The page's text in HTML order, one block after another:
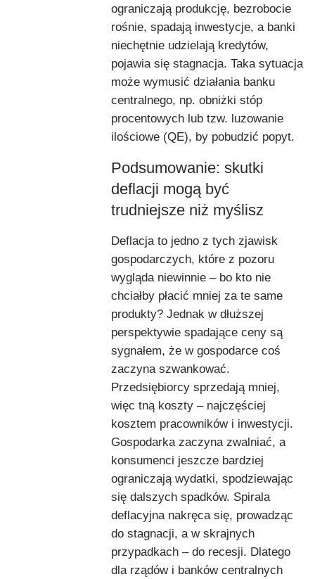
ograniczają produkcję, bezrobocie
rośnie, spadają inwestycje, a banki
niechętnie udzielają kredytów,
pojawia się stagnacja. Taka sytuacja
może wymusić działania banku
centralnego, np. obniżki stóp
procentowych lub tzw. luzowanie
ilościowe (QE), by pobudzić popyt.
Podsumowanie: skutki
deflacji mogą być
trudniejsze niż myślisz
Deflacja to jedno z tych zjawisk
gospodarczych, które z pozoru
wygląda niewinnie – bo kto nie
chciałby płacić mniej za te same
produkty? Jednak w dłuższej
perspektywie spadające ceny są
sygnałem, że w gospodarce coś
zaczyna szwankować.
Przedsiębiorcy sprzedają mniej,
więc tną koszty – najczęściej
kosztem pracowników i inwestycji.
Gospodarka zaczyna zwalniać, a
konsumenci jeszcze bardziej
ograniczają wydatki, spodziewając
się dalszych spadków. Spirala
deflacyjna nakręca się, prowadząc
do stagnacji, a w skrajnych
przypadkach – do recesji. Dlatego
dla rządów i banków centralnych